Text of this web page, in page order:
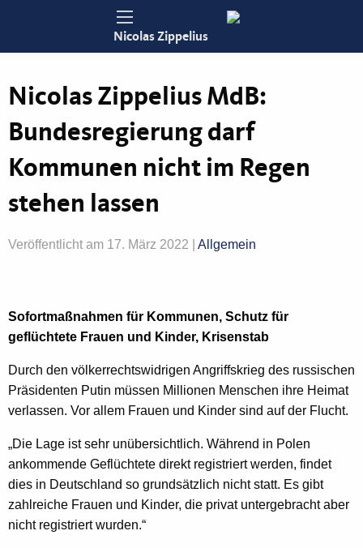
Nicolas Zippelius
Nicolas Zippelius MdB:
Bundesregierung darf
Kommunen nicht im Regen
stehen lassen
Veröffentlicht am 17. März 2022 | Allgemein
Sofortmaßnahmen für Kommunen, Schutz für
geflüchtete Frauen und Kinder, Krisenstab
Durch den völkerrechtswidrigen Angriffskrieg des russischen
Präsidenten Putin müssen Millionen Menschen ihre Heimat
verlassen. Vor allem Frauen und Kinder sind auf der Flucht.
„Die Lage ist sehr unübersichtlich. Während in Polen
ankommende Geflüchtete direkt registriert werden, findet
dies in Deutschland so grundsätzlich nicht statt. Es gibt
zahlreiche Frauen und Kinder, die privat untergebracht aber
nicht registriert wurden.“